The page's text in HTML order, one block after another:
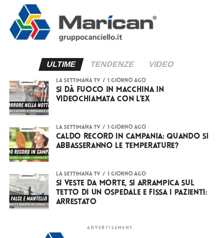
ULTIME TENDENZE VIDEO
LA SETTIMANA TV 1 giorno ago
Si dà fuoco in macchina in
videochiamata con l’ex
LA SETTIMANA TV 1 giorno ago
Caldo record in Campania: quando si
abbasseranno le temperature?
LA SETTIMANA TV 1 giorno ago
Si veste da Morte, si arrampica sul
tetto di un ospedale e fissa i pazienti:
arrestato
ADVERTISEMENT